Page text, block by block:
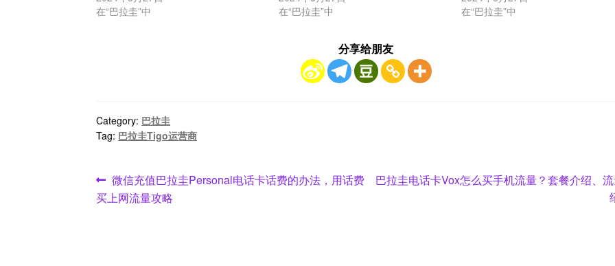
在“巴拉圭”中
在“巴拉圭”中
在“巴拉圭”中
分享给朋友
Category: 巴拉圭
Tag: 巴拉圭Tigo运营商
文
章
Previous
post:
微信充值巴拉圭Personal电话卡话费的办法，用话费
买上网流量攻略
Next
巴拉圭电话卡Vox怎么买手机流量？套餐介绍、